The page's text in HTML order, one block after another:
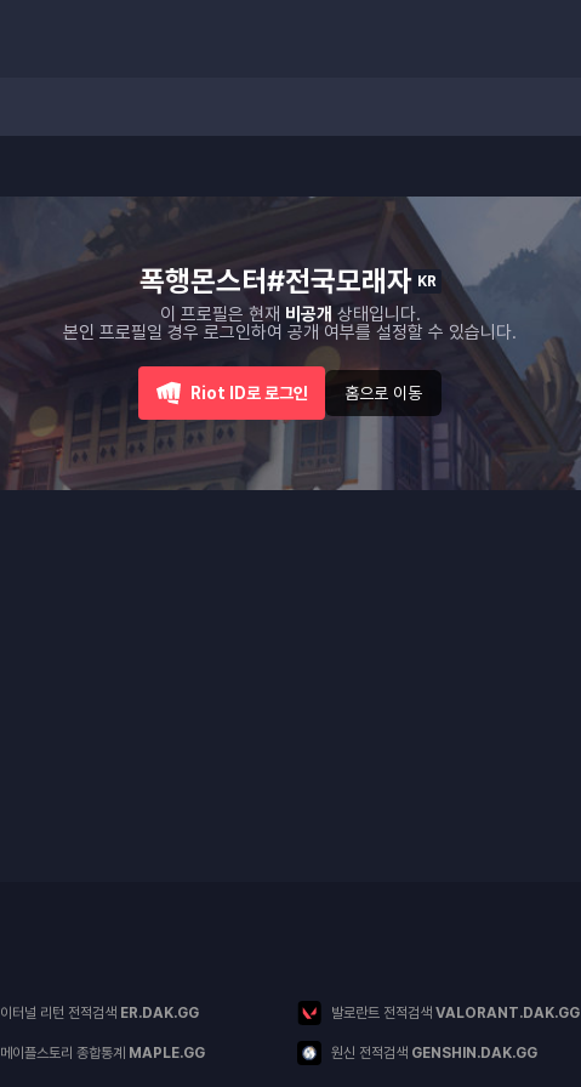
폭행몬스터#전국모래자 KR
이 프로필은 현재 비공개 상태입니다.
본인 프로필일 경우 로그인하여 공개 여부를 설정할 수 있습니다.
Riot ID로 로그인 홈으로 이동
이터널 리턴 전적검색 ER.DAK.GG 발로란트 전적검색 VALORANT.DAK.GG
메이플스토리 종합통계 MAPLE.GG 원신 전적검색 GENSHIN.DAK.GG